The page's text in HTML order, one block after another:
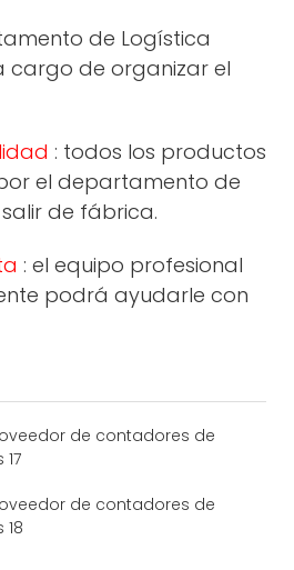
de Logística
cargo de organizar el
: todos los productos
el departamento de
de fábrica.
: el equipo profesional
podrá ayudarle con